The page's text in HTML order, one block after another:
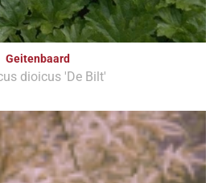
Geitenbaard
dioicus 'De Bilt'